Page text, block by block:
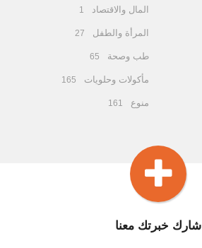
المال والاقتصاد 1
المرأة والطفل 27
طب وصحة 65
مأكولات وحلويات 165
منوع 161
شارك خبرتك معنا